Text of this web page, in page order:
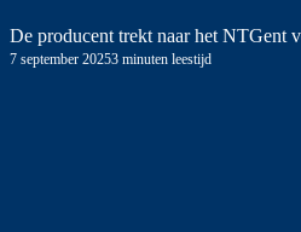
De producent trekt naar het NTGent
7 september 20253 minuten leestijd